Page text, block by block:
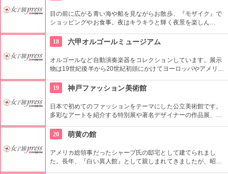
目の前に広がる青い海や船を見ながらお散歩、『モザイク』で
ショッピングやお食事。夜はキラキラと輝く夜景を楽しん
せんが、初めての神戸で、観光をまだ体験していない方はぜ
ひ。
18 六甲オルゴールミュージアム
オルゴールなど自動演奏楽器をコレクションしています。展示
物は19世紀後半から20世紀初頭にかけてヨーロッパやアメリカ
グルームによって開発された時期と同じなのです。
19 神戸ファッション美術館
日本で初めてのファッションをテーマにした公立美術館です。
多彩なアートを紹介する特別展や著名デザイナーの作品展、ラ
な方、ファッション業界の方、ファッションを学ぶ方、必見で
す。
20 萌黄の館
アメリカ総領事だったシャープ氏の邸宅として建てられまし
た。長年、『白い異人館』として親しまれてきましたが、昭和